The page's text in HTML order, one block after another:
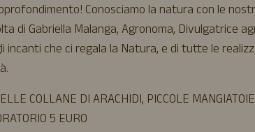
Conosciamo la natura con le
di Gabriella Malanga, Agronoma, Divulgatrice
incanti che ci regala la Natura, e di tutte le
COLLANE DI ARACHIDI, PICCOLE
5 EURO